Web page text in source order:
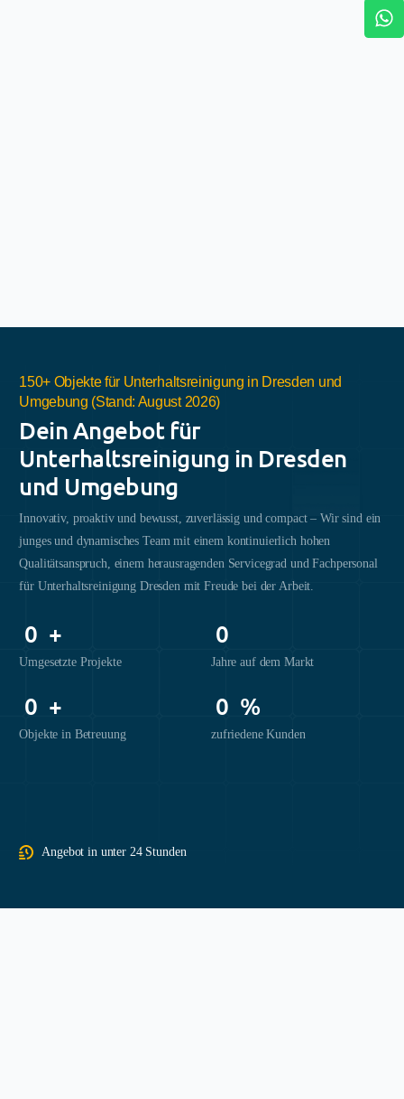
150+ Objekte für Unterhaltsreinigung in Dresden und
Umgebung (Stand: August 2026)
Dein Angebot für
Unterhaltsreinigung in Dresden
und Umgebung
Innovativ, proaktiv und bewusst, zuverlässig und compact – Wir sind ein
junges und dynamisches Team mit einem kontinuierlich hohen
Qualitätsanspruch, einem herausragenden Servicegrad und Fachpersonal
für Unterhaltsreinigung Dresden mit Freude bei der Arbeit.
0 +
Umgesetzte Projekte
0
Jahre auf dem Markt
0 +
Objekte in Betreuung
0 %
zufriedene Kunden
Angebot in unter 24 Stunden